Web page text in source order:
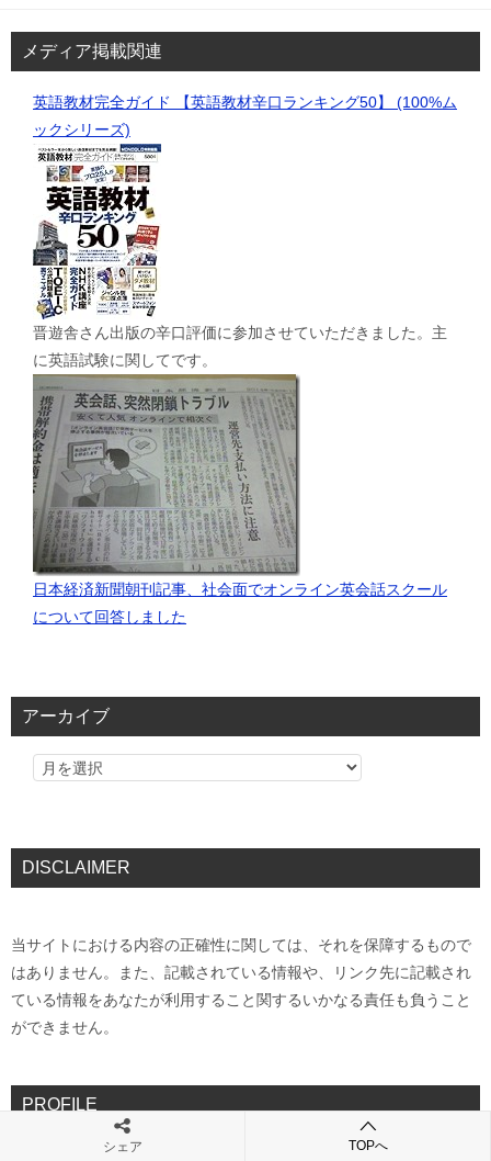
メディア掲載関連
英語教材完全ガイド 【英語教材辛口ランキング50】 (100%ム
ックシリーズ)
晋遊舎さん出版の辛口評価に参加させていただきました。主
に英語試験に関してです。
日本経済新聞朝刊記事、社会面でオンライン英会話スクール
について回答しました
アーカイブ
DISCLAIMER
当サイトにおける内容の正確性に関しては、それを保障するもので
はありません。また、記載されている情報や、リンク先に記載され
ている情報をあなたが利用すること関するいかなる責任も負うこと
ができません。
PROFILE
シェア TOPへ